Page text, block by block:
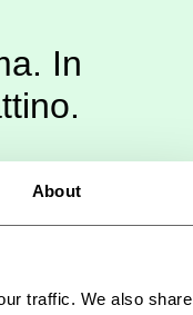
About
traffic. We also share
In